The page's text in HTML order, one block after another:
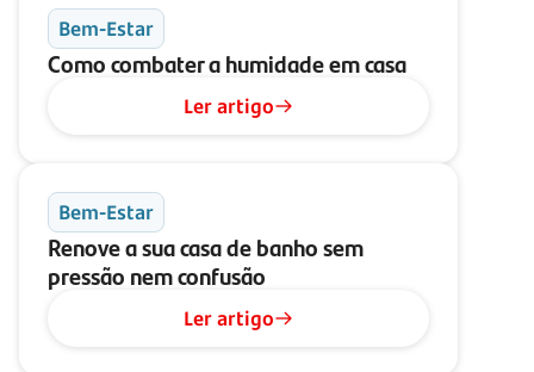
Bem-Estar
Como combater a humidade em casa
Ler artigo
Bem-Estar
Renove a sua casa de banho sem
pressão nem confusão
Ler artigo